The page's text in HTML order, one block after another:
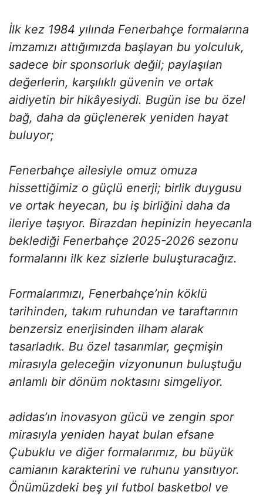
İlk kez 1984 yılında Fenerbahçe formalarına
imzamızı attığımızda başlayan bu yolculuk,
sadece bir sponsorluk değil; paylaşılan
değerlerin, karşılıklı güvenin ve ortak
aidiyetin bir hikâyesiydi. Bugün ise bu özel
bağ, daha da güçlenerek yeniden hayat
buluyor;
Fenerbahçe ailesiyle omuz omuza
hissettiğimiz o güçlü enerji; birlik duygusu
ve ortak heyecan, bu iş birliğini daha da
ileriye taşıyor. Birazdan hepinizin heyecanla
beklediği Fenerbahçe 2025-2026 sezonu
formalarını ilk kez sizlerle buluşturacağız.
Formalarımızı, Fenerbahçe’nin köklü
tarihinden, takım ruhundan ve taraftarının
benzersiz enerjisinden ilham alarak
tasarladık. Bu özel tasarımlar, geçmişin
mirasıyla geleceğin vizyonunun buluştuğu
anlamlı bir dönüm noktasını simgeliyor.
adidas’ın inovasyon gücü ve zengin spor
mirasıyla yeniden hayat bulan efsane
Çubuklu ve diğer formalarımız, bu büyük
camianın karakterini ve ruhunu yansıtıyor.
Önümüzdeki beş yıl futbol basketbol ve